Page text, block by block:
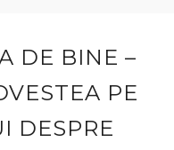
DE BINE –
PE
DESPRE